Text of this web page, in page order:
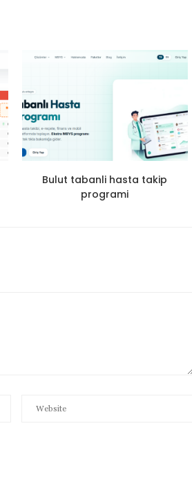
Bulut tabanli hasta takip
programi